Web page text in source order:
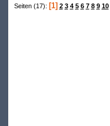
Seiten (17): [1] 2 3 4 5 6 7 8 9 10